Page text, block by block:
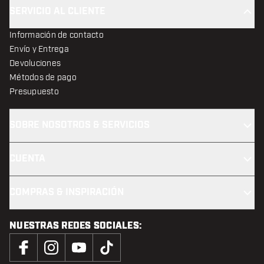
Información de contacto
Envío y Entrega
Devoluciones
Métodos de pago
Presupuesto
NUESTRAS REDES SOCIALES: